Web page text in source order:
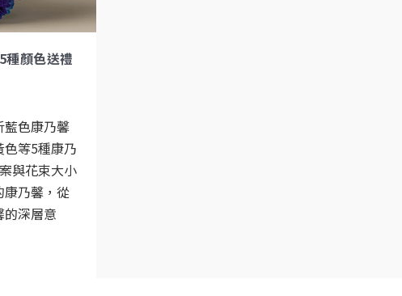
種顏色送禮
藍色康乃馨
等5種康乃
與花束大小
康乃馨，從
深層意